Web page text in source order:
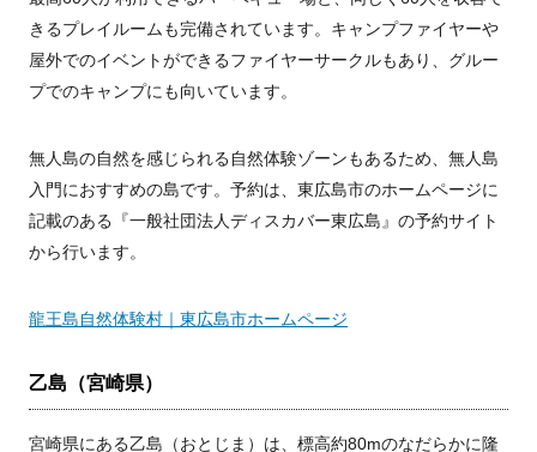
きるプレイルームも完備されています。キャンプファイヤーや
屋外でのイベントができるファイヤーサークルもあり、グルー
プでのキャンプにも向いています。
無人島の自然を感じられる自然体験ゾーンもあるため、無人島
入門におすすめの島です。予約は、東広島市のホームページに
記載のある『一般社団法人ディスカバー東広島』の予約サイト
から行います。
龍王島自然体験村｜東広島市ホームページ
乙島（宮崎県）
宮崎県にある乙島（おとじま）は、標高約80mのなだらかに隆